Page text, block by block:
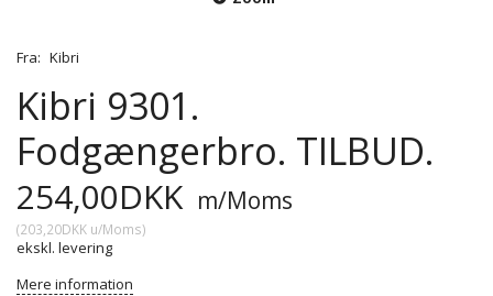
Fra: Kibri
Kibri 9301.
Fodgængerbro. TILBUD.
254,00DKK m/Moms
(203,20DKK u/Moms)
ekskl. levering
Mere information